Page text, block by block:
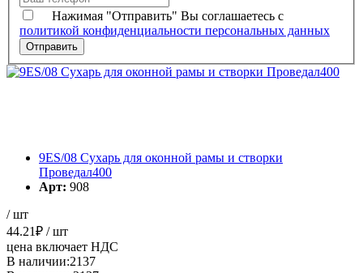
Нажимая "Отправить" Вы соглашаетесь с
политикой конфиденциальности персональных данных
9ES/08 Сухарь для оконной рамы и створки
Проведал400
Арт: 908
/ шт
44.21₽ / шт
цена включает НДС
В наличии:2137